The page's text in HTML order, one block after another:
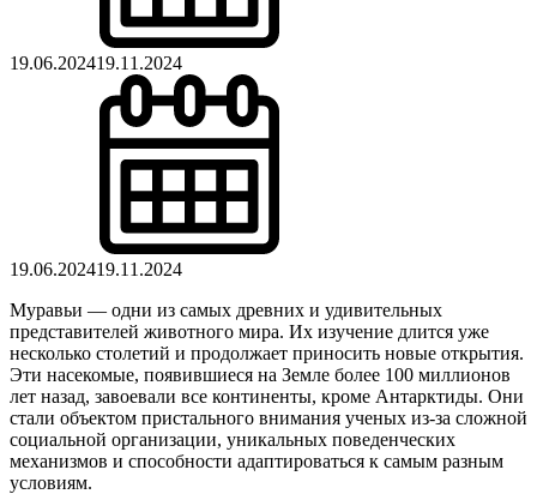
19.06.202419.11.2024
19.06.202419.11.2024
Муравьи — одни из самых древних и удивительных
представителей животного мира. Их изучение длится уже
несколько столетий и продолжает приносить новые открытия.
Эти насекомые, появившиеся на Земле более 100 миллионов
лет назад, завоевали все континенты, кроме Антарктиды. Они
стали объектом пристального внимания ученых из-за сложной
социальной организации, уникальных поведенческих
механизмов и способности адаптироваться к самым разным
условиям.